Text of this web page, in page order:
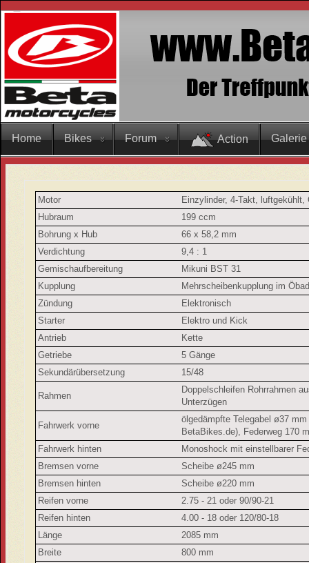
Home Bikes Forum Action Galerie
Motor
Einzylinder, 4-Takt, luftgekühlt,
Hubraum
199 ccm
Bohrung x Hub
66 x 58,2 mm
Verdichtung
9,4 : 1
Gemischaufbereitung
Mikuni BST 31
Kupplung
Mehrscheibenkupplung im Öbad
Zündung
Elektronisch
Starter
Elektro und Kick
Antrieb
Kette
Getriebe
5 Gänge
Sekundärübersetzung
15/48
Rahmen
Doppelschleifen Rohrrahmen
Unterzügen
Fahrwerk vorne
ölgedämpfte Telegabel ø37
BetaBikes.de), Federweg 170
Fahrwerk hinten
Monoshock mit einstellbarer
Bremsen vorne
Scheibe ø245 mm
Bremsen hinten
Scheibe ø220 mm
Reifen vorne
2.75 - 21 oder 90/90-21
Reifen hinten
4.00 - 18 oder 120/80-18
Länge
2085 mm
Breite
800 mm